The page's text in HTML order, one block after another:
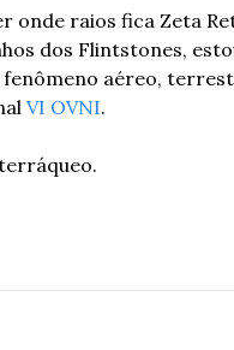
onde raios fica Zeta
dos Flintstones,
aéreo,
VI OVNI.